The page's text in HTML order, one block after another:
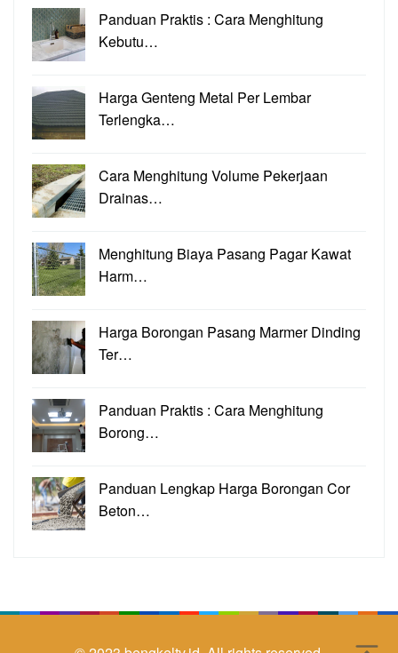
Panduan Praktis : Cara Menghitung
Kebutu…
Harga Genteng Metal Per Lembar
Terlengka…
Cara Menghitung Volume Pekerjaan
Drainas…
Menghitung Biaya Pasang Pagar Kawat
Harm…
Harga Borongan Pasang Marmer Dinding
Ter…
Panduan Praktis : Cara Menghitung
Borong…
Panduan Lengkap Harga Borongan Cor
Beton…